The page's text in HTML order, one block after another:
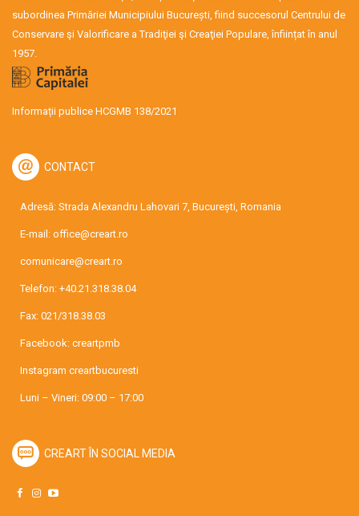
subordinea Primăriei Municipiului București, fiind succesorul Centrului de
Conservare şi Valorificare a Tradiţiei şi Creaţiei Populare, înființat în anul
1957.
Informații publice HCGMB 138/2021
CONTACT
Adresă: Strada Alexandru Lahovari 7, București, Romania
E-mail: office@creart.ro
comunicare@creart.ro
Telefon: +40.21.318.38.04
Fax: 021/318.38.03
Facebook: creartpmb
Instagram creartbucuresti
Luni – Vineri: 09:00 – 17:00
CREART ÎN SOCIAL MEDIA